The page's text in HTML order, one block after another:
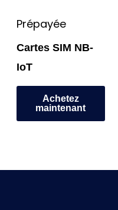
Prépayée
Cartes SIM NB-
IoT
Achetez
maintenant